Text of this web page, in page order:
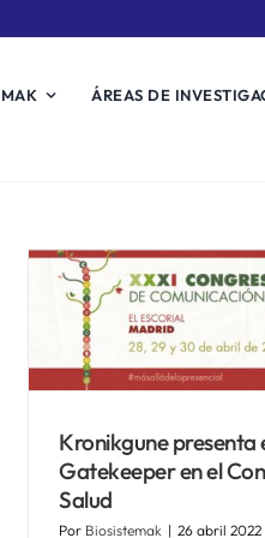
ÁREAS DE
Kronikgune presenta
Gatekeeper en el
Salud
Por Biosistemak | 26 abril 2022